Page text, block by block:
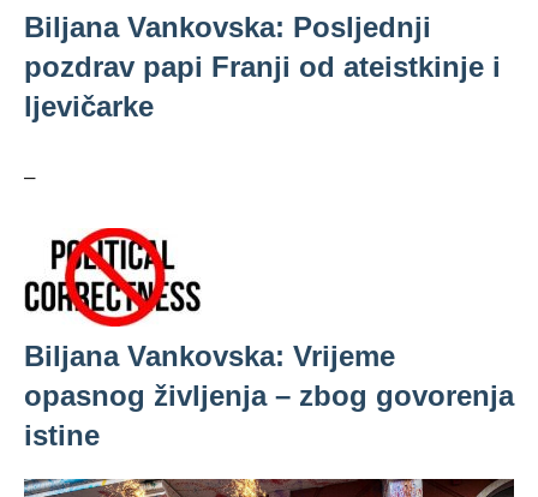
Biljana Vankovska: Posljednji
pozdrav papi Franji od ateistkinje i
ljevičarke
–
Biljana Vankovska: Vrijeme
opasnog življenja – zbog govorenja
istine